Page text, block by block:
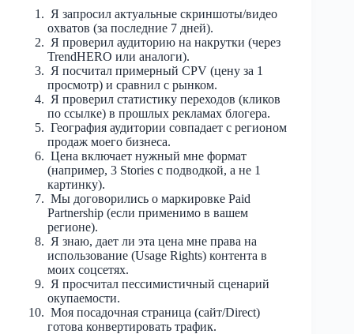
Я запросил актуальные скриншоты/видео
охватов (за последние 7 дней).
Я проверил аудиторию на накрутки (через
TrendHERO или аналоги).
Я посчитал примерный CPV (цену за 1
просмотр) и сравнил с рынком.
Я проверил статистику переходов (кликов
по ссылке) в прошлых рекламах блогера.
География аудитории совпадает с регионом
продаж моего бизнеса.
Цена включает нужный мне формат
(например, 3 Stories с подводкой, а не 1
картинку).
Мы договорились о маркировке Paid
Partnership (если применимо в вашем
регионе).
Я знаю, дает ли эта цена мне права на
использование (Usage Rights) контента в
моих соцсетях.
Я просчитал пессимистичный сценарий
окупаемости.
Моя посадочная страница (сайт/Direct)
готова конвертировать трафик.